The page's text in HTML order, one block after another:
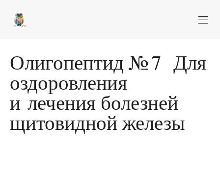
Олигопептид № 7 Для
оздоровления
и лечения болезней
щитовидной железы